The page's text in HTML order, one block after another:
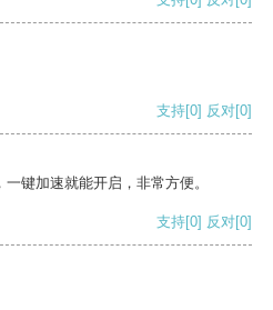
支持[0] 反对[0]
键加速就能开启，非常方便。
支持[0] 反对[0]